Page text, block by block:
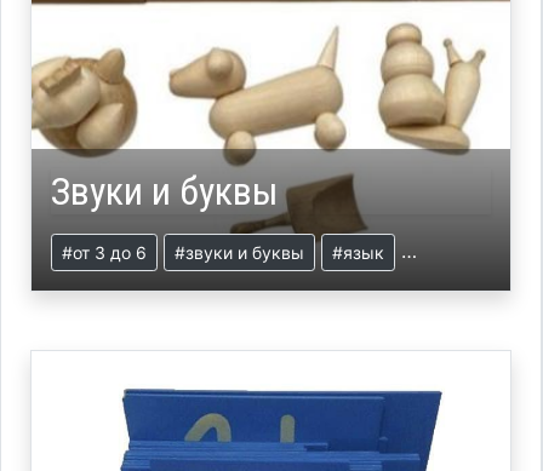
Звуки и буквы
#от 3 до 6 #звуки и буквы #язык #презентация